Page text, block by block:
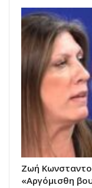
Ζωή
«Αργόμισθη